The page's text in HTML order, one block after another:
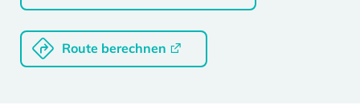
Route berechnen